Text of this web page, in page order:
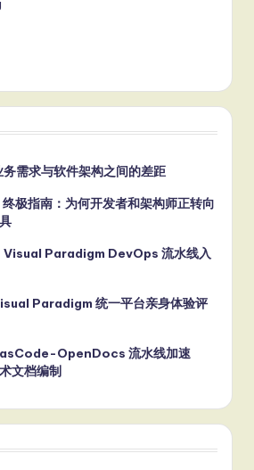
需求与软件架构之间的差距
极指南：为何开发者和架构师正转向
Visual Paradigm DevOps 流水线入
Paradigm 统一平台亲身体验评
OpenDocs 流水线加速
文档编制